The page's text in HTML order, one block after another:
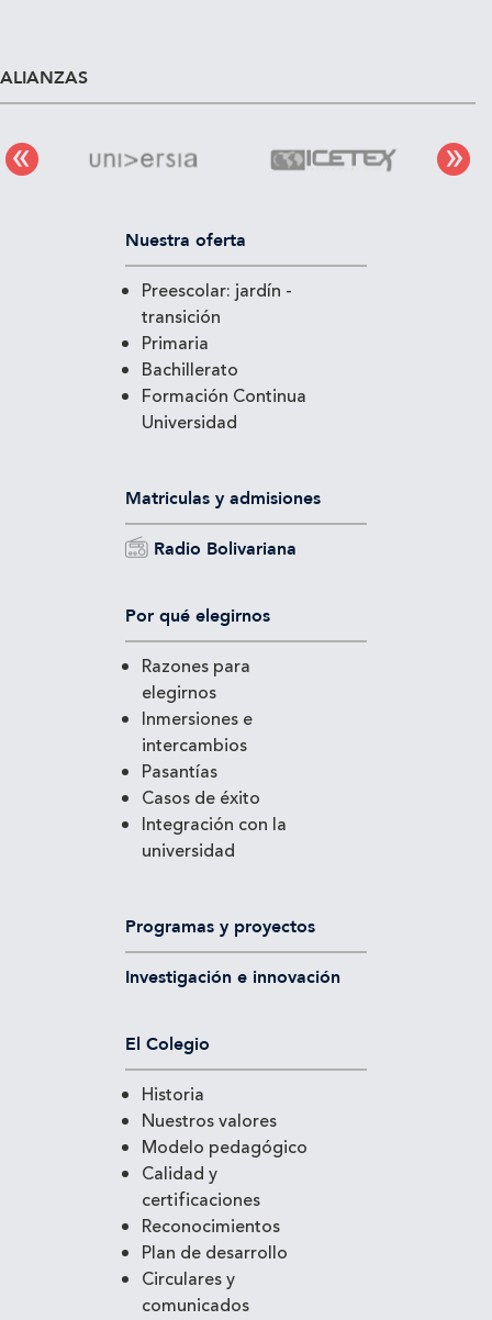
ALIANZAS
Nuestra oferta
Preescolar: jardín -
transición
Primaria
Bachillerato
Formación Continua
Universidad
Matriculas y admisiones
Radio Bolivariana
Por qué elegirnos
Razones para
elegirnos
Inmersiones e
intercambios
Pasantías
Casos de éxito
Integración con la
universidad
Programas y proyectos
Investigación e innovación
El Colegio
Historia
Nuestros valores
Modelo pedagógico
Calidad y
certificaciones
Reconocimientos
Plan de desarrollo
Circulares y
comunicados